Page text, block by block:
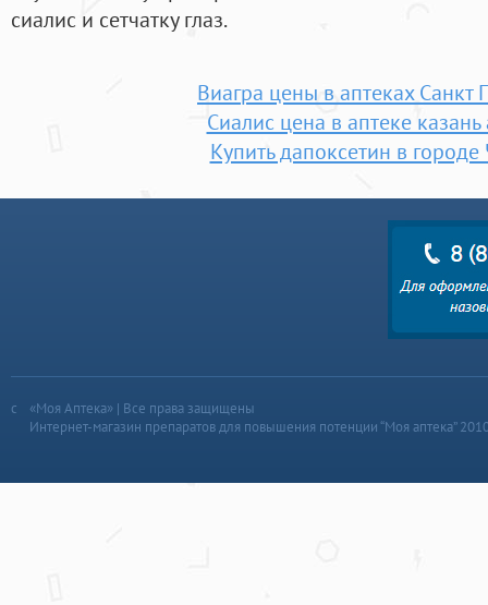
сиалис и сетчатку глаз.
Виагра цены в аптеках Санкт
Сиалис цена в аптеке казань
Купить дапоксетин в
«Моя Аптека» | Все права защищены
Интернет-магазин препаратов для повышения потенции “Моя аптека”